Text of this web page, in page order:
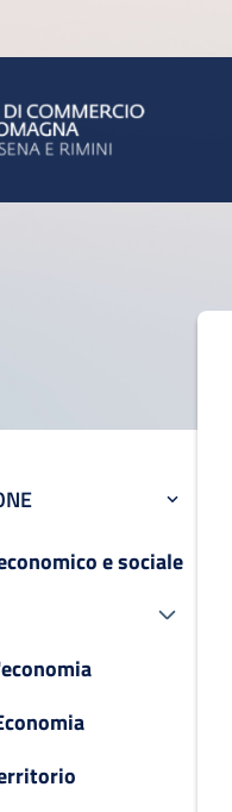
e sociale